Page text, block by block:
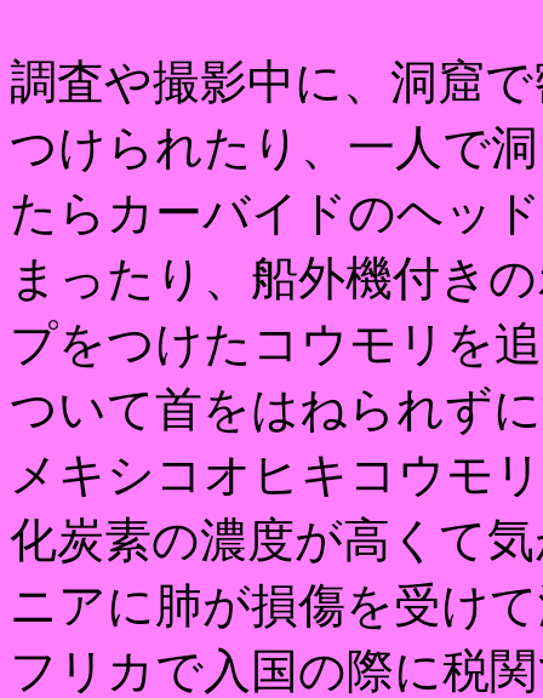
調査や撮影中に、洞窟
つけられたり、一人で
たらカーバイドのヘッ
まったり、船外機付き
プをつけたコウモリを
ついて首をはねられず
メキシコオヒキコウモ
化炭素の濃度が高くて
ニアに肺が損傷を受け
フリカで入国の際に税